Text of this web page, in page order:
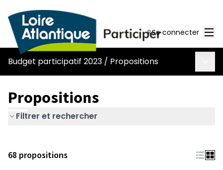
Se connecter
Budget participatif 2023 / Propositions
Propositions
Filtrer et rechercher
68 propositions